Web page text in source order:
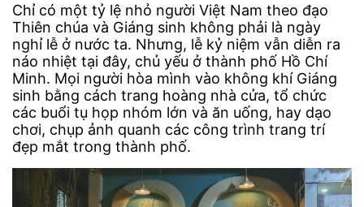
Chỉ có một tỷ lệ nhỏ người Việt Nam theo đạo
Thiên chúa và Giáng sinh không phải là ngày
nghỉ lễ ở nước ta. Nhưng, lễ kỷ niệm vẫn diễn ra
náo nhiệt tại đây, chủ yếu ở thành phố Hồ Chí
Minh. Mọi người hòa mình vào không khí Giáng
sinh bằng cách trang hoàng nhà cửa, tổ chức
các buổi tụ họp nhóm lớn và ăn uống, hay dạo
chơi, chụp ảnh quanh các công trình trang trí
đẹp mắt trong thành phố.